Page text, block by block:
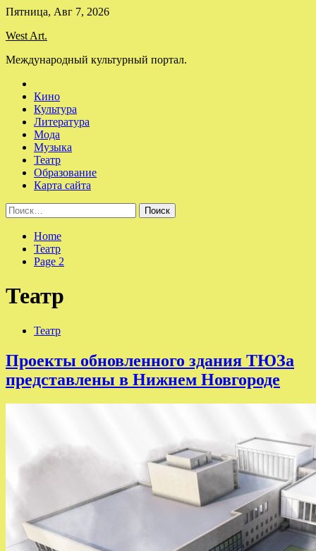
Skip
content
Пятница, Авг 7, 2026
West Art.
Международный культурный портал.
Кино
Культура
Литература
Мода
Музыка
Театр
Образование
Карта сайта
Найти:
Home
Театр
Page 2
Театр
Театр
Проекты обновленного здания ТЮЗа
представлены в Нижнем Новгороде